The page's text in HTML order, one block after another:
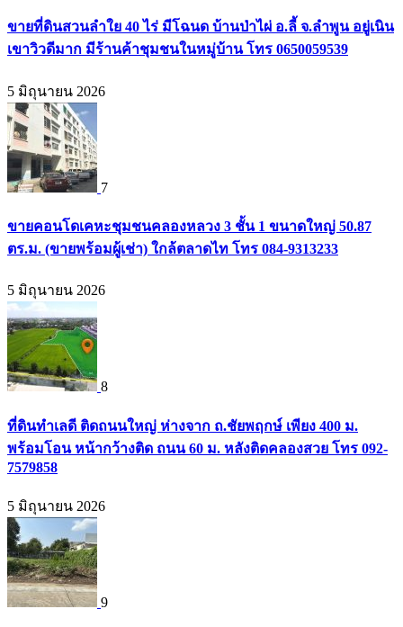
ขายที่ดินสวนลำใย 40 ไร่ มีโฉนด บ้านป่าไผ่ อ.ลี้ จ.ลำพูน อยู่เนิน
เขาวิวดีมาก มีร้านค้าชุมชนในหมู่บ้าน โทร 0650059539
5 มิถุนายน 2026
7
ขายคอนโดเคหะชุมชนคลองหลวง 3 ชั้น 1 ขนาดใหญ่ 50.87
ตร.ม. (ขายพร้อมผู้เช่า) ใกล้ตลาดไท โทร 084-9313233
5 มิถุนายน 2026
8
ที่ดินทำเลดี ติดถนนใหญ่ ห่างจาก ถ.ชัยพฤกษ์ เพียง 400 ม.
พร้อมโอน หน้ากว้างติด ถนน 60 ม. หลังติดคลองสวย โทร 092-
7579858
5 มิถุนายน 2026
9